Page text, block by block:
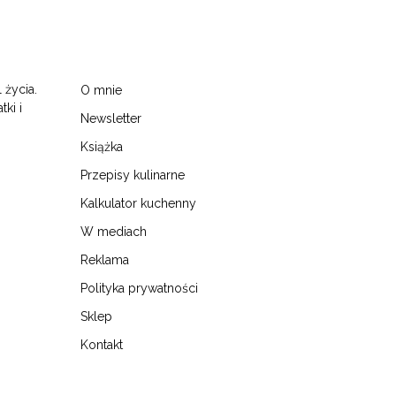
i
O mnie
Newsletter
Książka
Przepisy kulinarne
Kalkulator kuchenny
W mediach
Reklama
Polityka prywatności
Sklep
Kontakt